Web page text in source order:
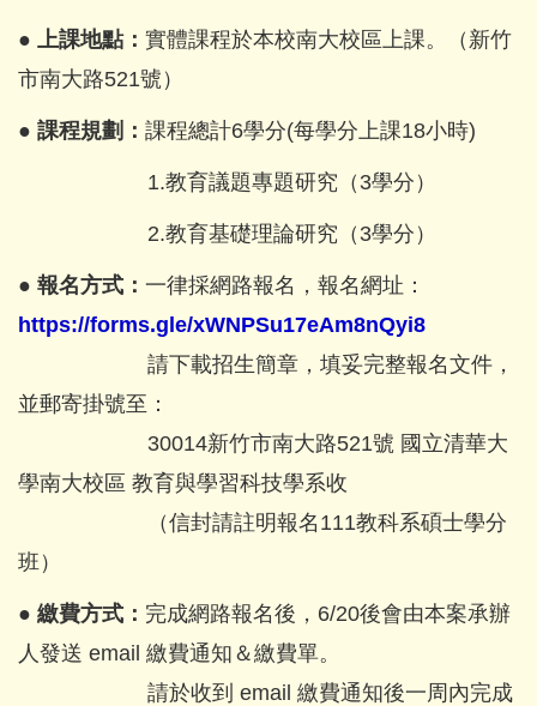
● 上課地點： 實體課程於本校南大校區上課。（新竹
市南大路521號）
● 課程規劃： 課程總計6學分(每學分上課18小時)
1.教育議題專題研究（3學分）
2.教育基礎理論研究（3學分）
● 報名方式： 一律採網路報名，報名網址：
https://forms.gle/xWNPSu17eAm8nQyi8
請下載招生簡章，填妥完整報名文件，
並郵寄掛號至：
30014新竹市南大路521號 國立清華大
學南大校區 教育與學習科技學系收
（信封請註明報名111教科系碩士學分
班）
● 繳費方式： 完成網路報名後，6/20後會由本案承辦
人發送 email 繳費通知＆繳費單。
請於收到 email 繳費通知後一周內完成